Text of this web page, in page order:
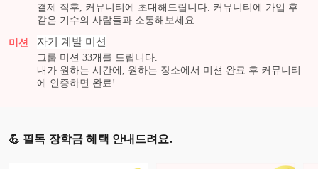
결제 직후, 커뮤니티에 초대해드립니다. 커뮤니티에 가입 후
같은 기수의 사람들과 소통해보세요.
미션 자기 계발 미션
그룹 미션 33개를 드립니다.
내가 원하는 시간에, 원하는 장소에서 미션 완료 후 커뮤니티
에 인증하면 완료!
💪 필독 장학금 혜택 안내드려요.